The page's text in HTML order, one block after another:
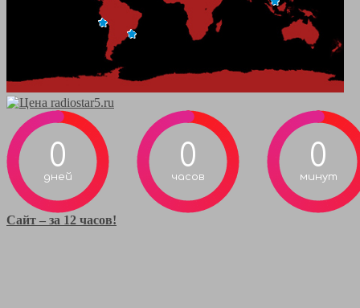
0
дней
0
часов
0
минут
Сайт – за 12 часов!